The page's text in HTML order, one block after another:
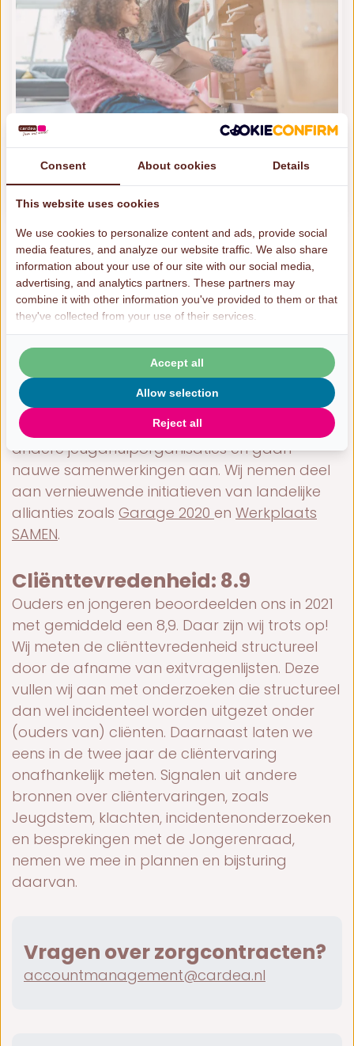
Onze werkwijze
Wat kan je van Cardea verwachten?
Meer informatie
Samenwerking en partners
Onze hulp is integraal, wij zoeken actief de
samenwerking om te doen wat werkt. Als dat
nodig is samen met onderwijs,
gemeentelijke voorzieningen, (huis-)artsen,
GGZ, crisisopvang, verslavingszorg en
woningbouwcorporaties. We zetten onze
jarenlange expertise ook in bij wijkteams en
andere jeugdhulporganisaties en gaan
nauwe samenwerkingen aan. Wij nemen deel
aan vernieuwende initiatieven van landelijke
allianties zoals Garage 2020 en Werkplaats
SAMEN.
Cliënttevredenheid: 8.9
Ouders en jongeren beoordeelden ons in 2021
met gemiddeld een 8,9. Daar zijn wij trots op!
Wij meten de cliënttevredenheid structureel
door de afname van exitvragenlijsten. Deze
vullen wij aan met onderzoeken die structureel
dan wel incidenteel worden uitgezet onder
(ouders van) cliënten. Daarnaast laten we
eens in de twee jaar de cliëntervaring
onafhankelijk meten. Signalen uit andere
bronnen over cliëntervaringen, zoals
Jeugdstem, klachten, incidentenonderzoeken
en besprekingen met de Jongerenraad,
nemen we mee in plannen en bijsturing
daarvan.
Vragen over zorgcontracten?
accountmanagement@cardea.nl
Consent About cookies Details
This website uses cookies
We use cookies to personalize content and ads, provide social
media features, and analyze our website traffic. We also share
information about your use of our site with our social media,
advertising, and analytics partners. These partners may
combine it with other information you've provided to them or that
they've collected from your use of their services.
Reject all
Allow selection
Accept all